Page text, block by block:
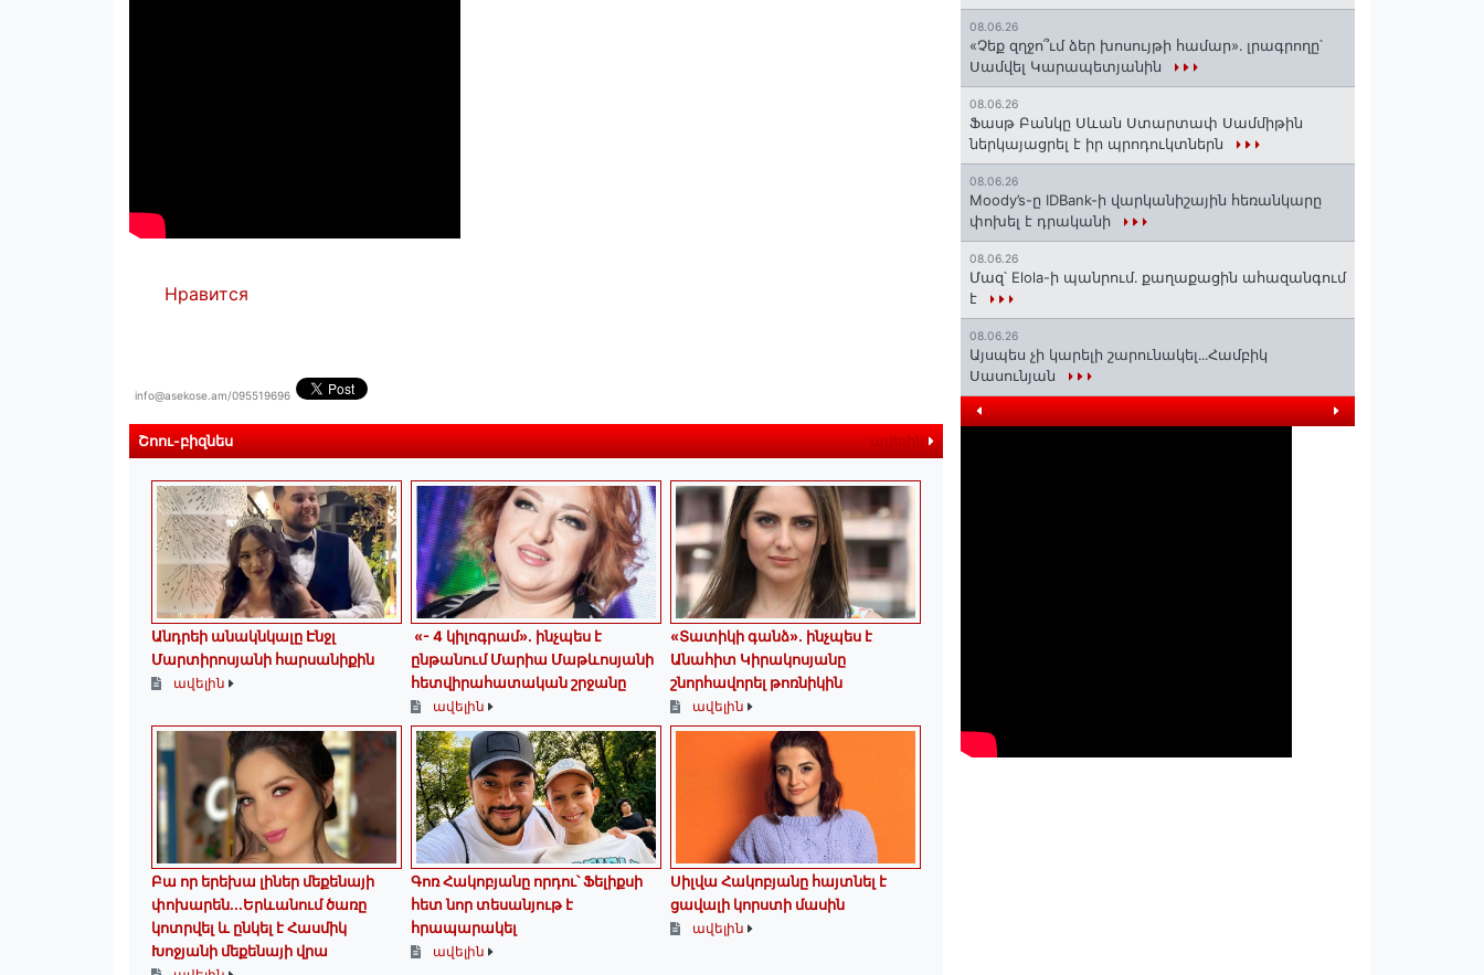
Нравится
info@asekose.am/095519696
Շոու-բիզնես ավելին
Անդրեի անակնկալը Էնջլ
Մարտիրոսյանի հարսանիքին
ավելին
«- 4 կիլոգրամ». ինչպես է
ընթանում Մարիա Մաթևոսյանի
հետվիրահատական շրջանը
ավելին
«Տատիկի գանձ». ինչպես է
Անահիտ Կիրակոսյանը
շնորհավորել թոռնիկին
ավելին
Բա որ երեխա լիներ մեքենայի
փոխարեն...Երևանում ծառը
կոտրվել և ընկել է Հասմիկ
Խոջյանի մեքենայի վրա
Գոռ Հակոբյանը որդու՝ Ֆելիքսի
հետ նոր տեսանյութ է
հրապարակել
ավելին
Սիլվա Հակոբյանը հայտնել է
ցավալի կորստի մասին
ավելին
08.06.26
«Չեք զղջո՞ւմ ձեր խոսույթի համար»․ լրագրողը՝
Սամվել Կարապետյանին
08.06.26
Ֆասթ Բանկը Սևան Ստարտափ Սամմիթին
ներկայացրել է իր պրոդուկտներն
08.06.26
Moody’s-ը IDBank-ի վարկանիշային հեռանկարը
փոխել է դրականի
08.06.26
Մազ՝ Elola-ի պանրում․ քաղաքացին ահազանգում
է
08.06.26
Այսպես չի կարելի շարունակել․․․Համբիկ
Սասունյան